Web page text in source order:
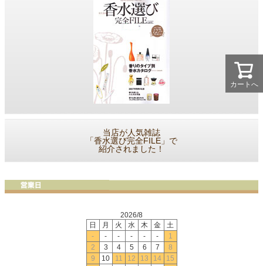
カートへ
当店が人気雑誌
「香水選び完全FILE」で
紹介されました！
2026/8
日
月 火 水 木 金
土
-
- - - - -
1
2
3 4 5 6 7
8
9
10 11 12 13 14
15